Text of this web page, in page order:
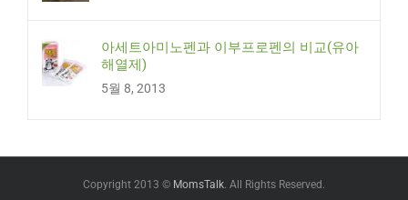
아세트아미노펜과 이부프로펜의 비교(유아
해열제)
5월 8, 2013
Copyright 2013 © MomsTalk. All Rights Reserved.